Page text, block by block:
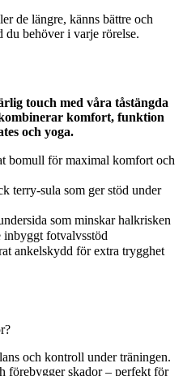
de längre, känns bättre och
du behöver i varje rörelse.
touch med våra tåstängda
komfort, funktion
och yoga.
bomull för maximal komfort och
terry-sula som ger stöd under
som minskar halkrisken
fotvalvsstöd
ankelskydd för extra trygghet
och kontroll under träningen.
förebygger skador – perfekt för